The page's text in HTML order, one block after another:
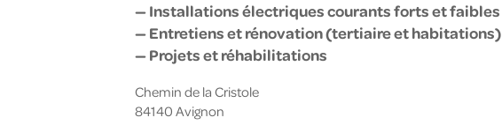
— Installations électriques courants forts et faibles
— Entretiens et rénovation (tertiaire et habitations)
— Projets et réhabilitations
Chemin de la Cristole
84140 Avignon